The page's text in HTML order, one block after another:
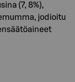
(7, 8%),
jodioitu